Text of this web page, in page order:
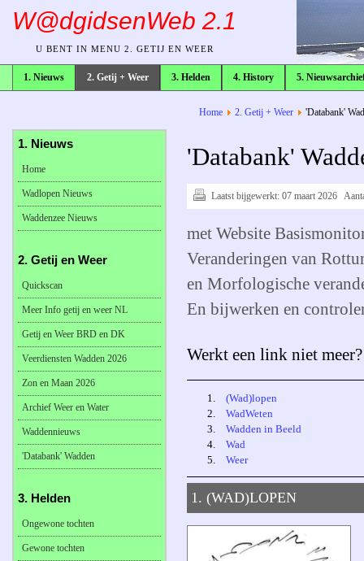
W@dgidsenWeb 2.1
U BENT IN MENU 2. GETIJ EN WEER
1. Nieuws 2. Getij + Weer 3. Helden 4. History 5.
broodkruimelpad
Home 2. Getij + Weer 'Databank'
'Databank'
Laatst bijgewerkt: 07 maart 2026
met Website
Veranderingen van
en Morfologische
En bijwerken en
Werkt een link niet
1.
2.
3.
4.
5.
(Wad)lopen
WadWeten
Wadden in Beeld
Wad
Weer
1. (WAD)LOPEN
1. Nieuws
Home
Wadlopen Nieuws
Waddenzee Nieuws
2. Getij en Weer
Quickscan
Meer Info getij en weer NL
Getij en Weer BRD en DK
Veerdiensten Wadden 2026
Zon en Maan 2026
Archief Weer en Water
Waddennieuws
'Databank' Wadden
3. Helden
Ongewone tochten
Gewone tochten